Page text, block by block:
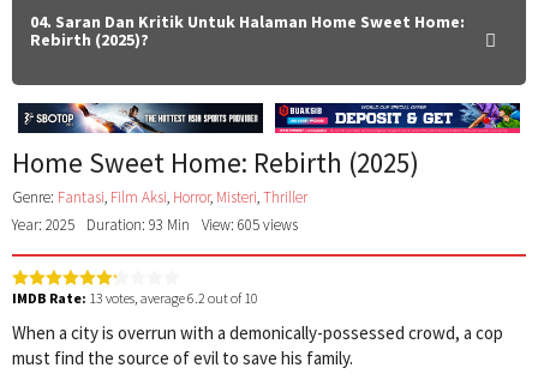
04. Saran Dan Kritik Untuk Halaman Home Sweet Home:
Rebirth (2025)?
Home Sweet Home: Rebirth (2025)
Genre: Fantasi, Film Aksi, Horror, Misteri,Thriller
Year: 2025
Duration: 93 Min View: 605 views
IMDB Rate: 13 votes, average6.2 out of 10
When a city is overrun with a demonically-possessed crowd, a cop
must find the source of evil to save his family.